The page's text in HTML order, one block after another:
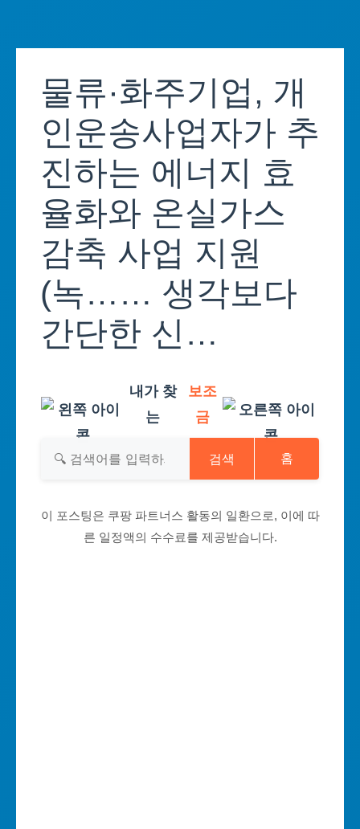
content물류·화주기업, 개
인운송사업자가 추
진하는 에너지 효
율화와 온실가스
감축 사업 지원
(녹…… 생각보다
간단한 신…
내가 찾
는
보조
금
검색 홈
이 포스팅은 쿠팡 파트너스 활동의 일환으로, 이에 따
른 일정액의 수수료를 제공받습니다.